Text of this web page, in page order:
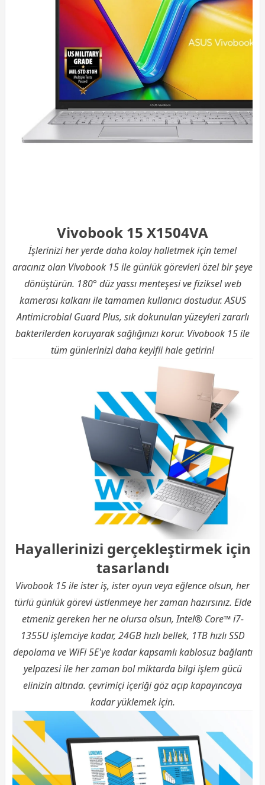
Vivobook 15 X1504VA
İşlerinizi her yerde daha kolay halletmek için temel
aracınız olan Vivobook 15 ile günlük görevleri özel bir şeye
dönüştürün. 180° düz yassı menteşesi ve fiziksel web
kamerası kalkanı ile tamamen kullanıcı dostudur. ASUS
Antimicrobial Guard Plus, sık dokunulan yüzeyleri zararlı
bakterilerden koruyarak sağlığınızı korur. Vivobook 15 ile
tüm günlerinizi daha keyifli hale getirin!
Hayallerinizi gerçekleştirmek için
tasarlandı
Vivobook 15 ile ister iş, ister oyun veya eğlence olsun, her
türlü günlük görevi üstlenmeye her zaman hazırsınız. Elde
etmeniz gereken her ne olursa olsun, Intel® Core™ i7-
1355U işlemciye kadar, 24GB hızlı bellek, 1TB hızlı SSD
depolama ve WiFi 5E'ye kadar kapsamlı kablosuz bağlantı
yelpazesi ile her zaman bol miktarda bilgi işlem gücü
elinizin altında. çevrimiçi içeriği göz açıp kapayıncaya
kadar yüklemek için.